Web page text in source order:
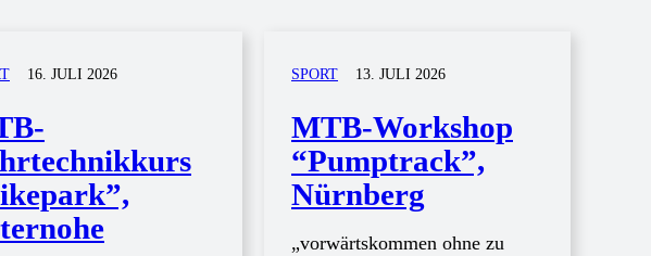
16. JULI 2026 SPORT 13. JULI 2026
MTB-Workshop
“Pumptrack”,
Nürnberg
„vorwärtskommen ohne zu